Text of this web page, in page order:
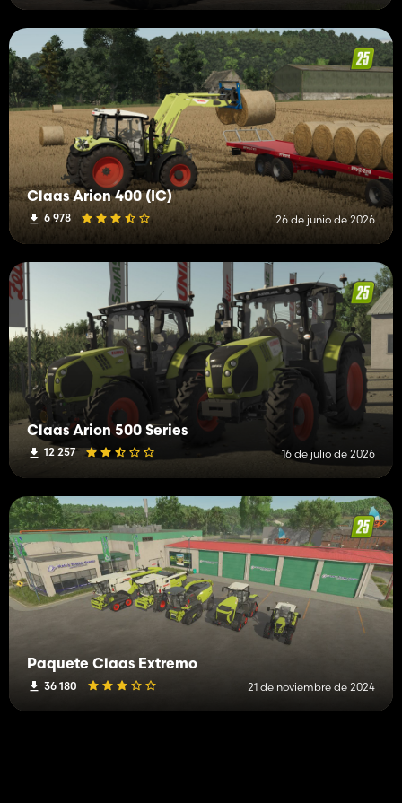
Claas Arion 400 (IC)
6 978 26 de junio de 2026
Claas Arion 500 Series
12 257 16 de julio de 2026
Paquete Claas Extremo
36 180 21 de noviembre de 2024